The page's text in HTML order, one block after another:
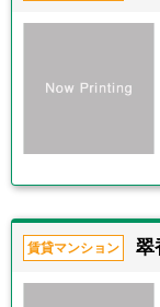
賃貸マンション 翠